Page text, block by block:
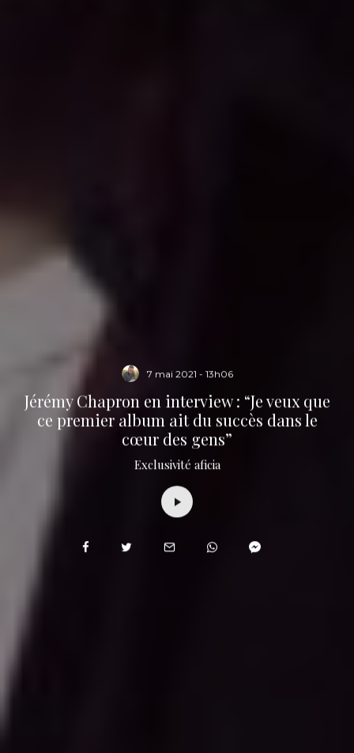
7 mai 2021 - 13h06
Jérémy Chapron en interview : “Je veux que
ce premier album ait du succès dans le
cœur des gens”
Exclusivité aficia